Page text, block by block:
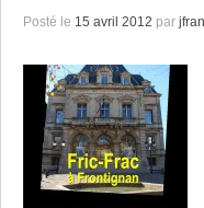
Posté le 15 avril 2012 par